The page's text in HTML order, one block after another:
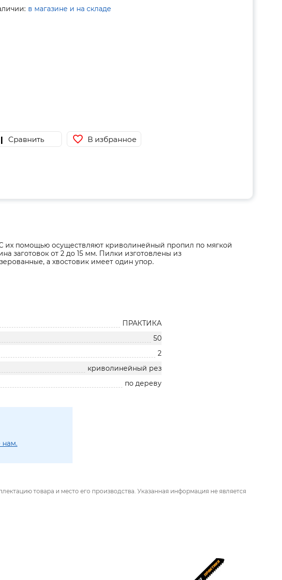
в магазине и на складе
Сравнить В избранное
их помощью осуществляют криволинейный пропил по мягкой
заготовок от 2 до 15 мм. Пилки изготовлены из
а хвостовик имеет один упор.
ПРАКТИКА
50
2
криволинейный рез
по дереву
нам.
товара и место его производства. Указанная информация не является